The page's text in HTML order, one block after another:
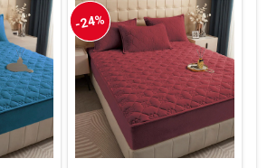
-24%